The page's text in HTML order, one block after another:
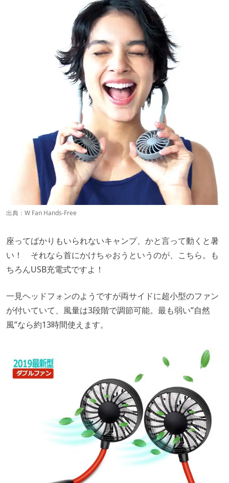
出典： W Fan Hands-Free
座ってばかりもいられないキャンプ、かと言って動くと暑
い！ それなら首にかけちゃおうというのが、こちら。も
ちろんUSB充電式ですよ！
一見ヘッドフォンのようですが両サイドに超小型のファン
が付いていて、風量は3段階で調節可能。最も弱い”自然
風”なら約13時間使えます。